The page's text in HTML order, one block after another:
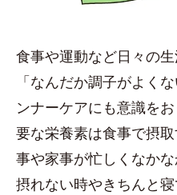
食事や運動など日々の生
「なんだか調子がよく
ンナーケアにも意識を
要な栄養素は食事で摂
事や家事が忙しくなか
摂れない時やきちんと